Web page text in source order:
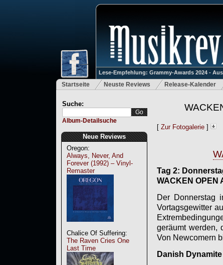
Lese-Empfehlung: Grammy-Awards 2024 -
Startseite Neuste Reviews Release-Kalender
Suche:
Album-Detailsuche
Neue Reviews
Oregon:
Always, Never, And
Forever (1992) – Vinyl-
Remaster
Chalice Of Suffering:
The Raven Cries One
Last Time
[ Zur Fotogalerie ]
Tag 2:
WACKEN OPEN
Der Donnerstag
Vortagsgewitter
geräumt werden,
Von Newcomern
Danish